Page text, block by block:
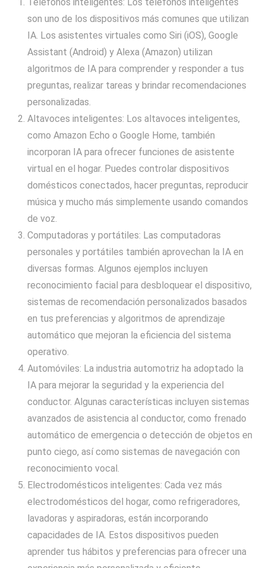
son uno de los dispositivos más comunes que utilizan
IA. Los asistentes virtuales como Siri (iOS), Google
Assistant (Android) y Alexa (Amazon) utilizan
algoritmos de IA para comprender y responder a tus
preguntas, realizar tareas y brindar recomendaciones
personalizadas.
Altavoces inteligentes: Los altavoces inteligentes,
como Amazon Echo o Google Home, también
incorporan IA para ofrecer funciones de asistente
virtual en el hogar. Puedes controlar dispositivos
domésticos conectados, hacer preguntas, reproducir
música y mucho más simplemente usando comandos
de voz.
Computadoras y portátiles: Las computadoras
personales y portátiles también aprovechan la IA en
diversas formas. Algunos ejemplos incluyen
reconocimiento facial para desbloquear el dispositivo,
sistemas de recomendación personalizados basados
en tus preferencias y algoritmos de aprendizaje
automático que mejoran la eficiencia del sistema
operativo.
Automóviles: La industria automotriz ha adoptado la
IA para mejorar la seguridad y la experiencia del
conductor. Algunas características incluyen sistemas
avanzados de asistencia al conductor, como frenado
automático de emergencia o detección de objetos en
punto ciego, así como sistemas de navegación con
reconocimiento vocal.
Electrodomésticos inteligentes: Cada vez más
electrodomésticos del hogar, como refrigeradores,
lavadoras y aspiradoras, están incorporando
capacidades de IA. Estos dispositivos pueden
aprender tus hábitos y preferencias para ofrecer una